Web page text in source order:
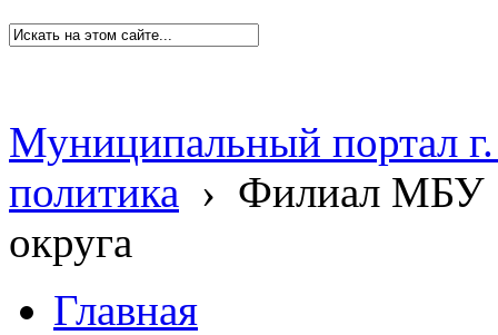
Муниципальный портал
политика › Филиал МБУ
округа
Главная